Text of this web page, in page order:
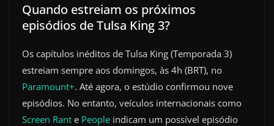
Quando estreiam os próximos
episódios de Tulsa King 3?
Os capítulos inéditos de Tulsa King (Temporada 3)
estreiam sempre aos domingos, às 4h (BRT), no
Paramount+. Até agora, o estúdio confirmou nove
episódios. No entanto, veículos internacionais como
Screen Rant e People indicam um possível episódio